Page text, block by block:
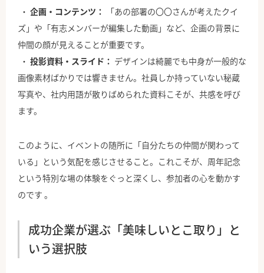
企画・コンテンツ：
「あの部署の〇〇さんが考えたクイ
ズ」や「有志メンバーが編集した動画」など、企画の背景に
仲間の顔が見えることが重要です。
投影資料・スライド： デザインは綺麗でも中身が一般的な
画像素材ばかりでは響きません。社員しか持っていない秘蔵
写真や、社内用語が散りばめられた資料こそが、共感を呼び
ます。
このように、イベントの随所に「自分たちの仲間が関わって
いる」という気配を感じさせること。これこそが、周年記念
という特別な場の体験をぐっと深くし、参加者の心を動かす
のです 。
成功企業が選ぶ「美味しいとこ取り」と
いう選択肢